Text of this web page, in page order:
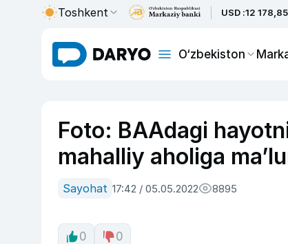
Toshkent USD :12 178,85
O‘zbekiston
Foto: BAAdagi
mahalliy aholiga
Sayohat 17:42 / 05.05.2022 8895
0 0